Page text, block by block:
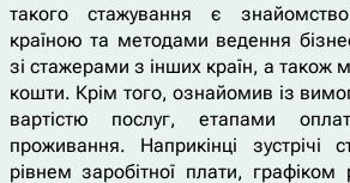
такого стажування є
країною та методами ведення
зі стажерами з інших країн, а також
кошти. Крім того, ознайомив із
вартістю послуг, етапами
проживання. Наприкінці зустрічі
рівнем заробітної плати,